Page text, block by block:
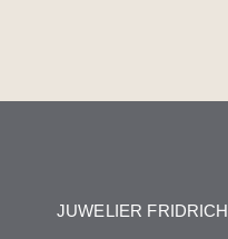
JUWELIER FRIDRICH